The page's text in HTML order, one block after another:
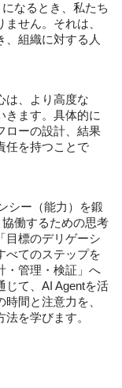
なるとき、私たち
せん。それは、
、組織に対する人
は、より高度な
きます。具体的に
ローの設計、結果
任を持つことで
シー（能力）を鍛
働するための思考
目標のデリゲーシ
べてのステップを
・管理・検証」へ
じて、AI Agentを活
間と注意力を、
を学びます。